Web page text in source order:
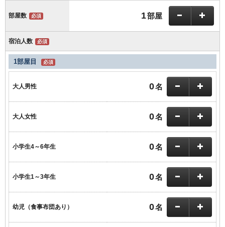
部屋数 必須 1部屋
宿泊人数 必須
1部屋目 必須
大人男性 0名
大人女性 0名
小学生4～6年生 0名
小学生1～3年生 0名
幼児（食事布団あり） 0名